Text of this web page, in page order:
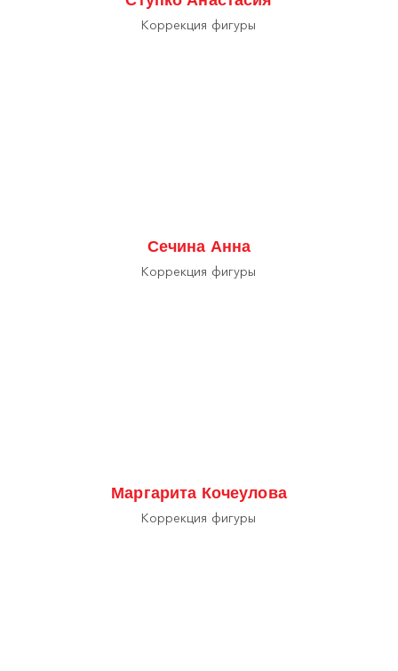
Коррекция фигуры
Сечина Анна
Коррекция фигуры
Маргарита Кочеулова
Коррекция фигуры